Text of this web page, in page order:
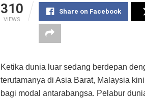
310
VIEWS
Share on Facebook
Ketika dunia luar sedang berdepan
terutamanya di Asia Barat, Malaysia
bagi modal antarabangsa. Pelabur